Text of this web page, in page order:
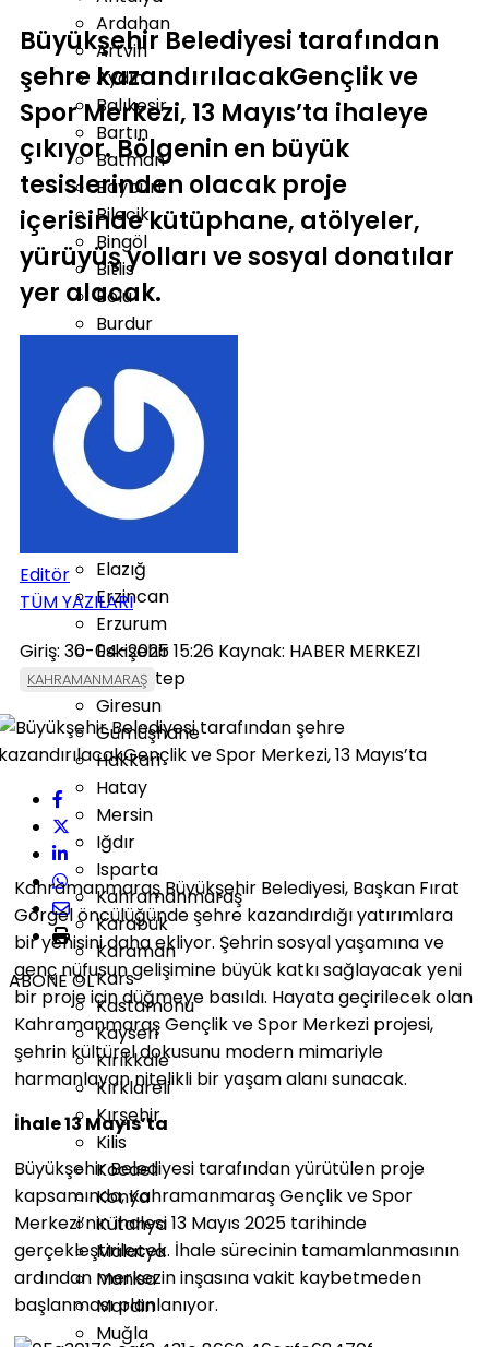
Ardahan
Artvin
Aydın
Balıkesir
Bartın
Batman
Bayburt
Bilecik
Bingöl
Bitlis
Bolu
Burdur
Çanakkale
Çankırı
Çorum
Denizli
Diyarbakır
Düzce
Elazığ
Erzincan
Erzurum
Eskişehir
Gaziantep
Giresun
Gümüşhane
Hakkari
Hatay
Mersin
Iğdır
Isparta
Kahramanmaraş
Karabük
Karaman
Kars
Kastamonu
Kayseri
Kırıkkale
Kırklareli
Kırşehir
Kilis
Kocaeli
Konya
Kütahya
Malatya
Manisa
Mardin
Muğla
Büyükşehir Belediyesi tarafından
şehre kazandırılacakGençlik ve
Spor Merkezi, 13 Mayıs’ta ihaleye
çıkıyor. Bölgenin en büyük
tesislerinden olacak proje
içerisinde kütüphane, atölyeler,
yürüyüş yolları ve sosyal donatılar
yer alacak.
Editör
TÜM YAZILARI
Giriş: 30-04-2025 15:26 Kaynak: HABER MERKEZI
KAHRAMANMARAŞ
ABONE OL
Kahramanmaraş Büyükşehir Belediyesi, Başkan Fırat
Görgel öncülüğünde şehre kazandırdığı yatırımlara
bir yenisini daha ekliyor. Şehrin sosyal yaşamına ve
genç nüfusun gelişimine büyük katkı sağlayacak yeni
bir proje için düğmeye basıldı. Hayata geçirilecek olan
Kahramanmaraş Gençlik ve Spor Merkezi projesi,
şehrin kültürel dokusunu modern mimariyle
harmanlayan nitelikli bir yaşam alanı sunacak.
İhale 13 Mayıs’ta
Büyükşehir Belediyesi tarafından yürütülen proje
kapsamında, Kahramanmaraş Gençlik ve Spor
Merkezi’nin ihalesi 13 Mayıs 2025 tarihinde
gerçekleştirilecek. İhale sürecinin tamamlanmasının
ardından merkezin inşasına vakit kaybetmeden
başlanması planlanıyor.